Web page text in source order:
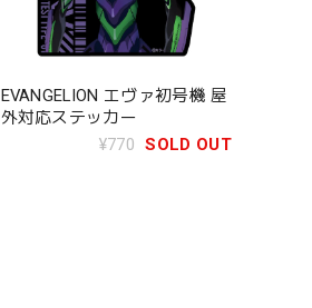
EVANGELION エヴァ初号機 屋
外対応ステッカー
¥770 SOLD OUT